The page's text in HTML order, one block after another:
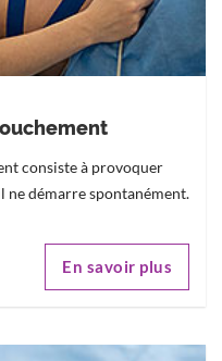
consiste à provoquer
démarre spontanément.
En savoir plus